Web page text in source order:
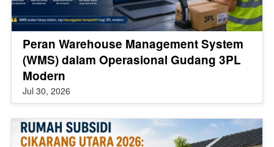
Peran Warehouse Management System
(WMS) dalam Operasional Gudang 3PL
Modern
Jul 30, 2026